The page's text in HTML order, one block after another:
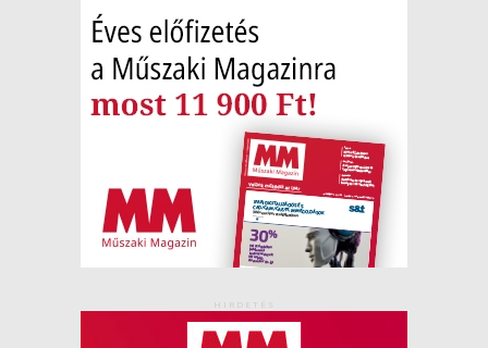
HIRDETÉS